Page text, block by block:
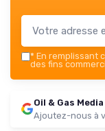
* En remplissant
des fins
Oil & Gas Media
Ajoutez-nous à